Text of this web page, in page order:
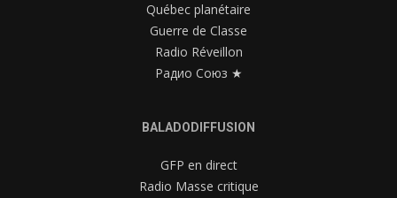
Québec planétaire
Guerre de Classe
Radio Réveillon
Радио Союз ★
BALADODIFFUSION
GFP en direct
Radio Masse critique